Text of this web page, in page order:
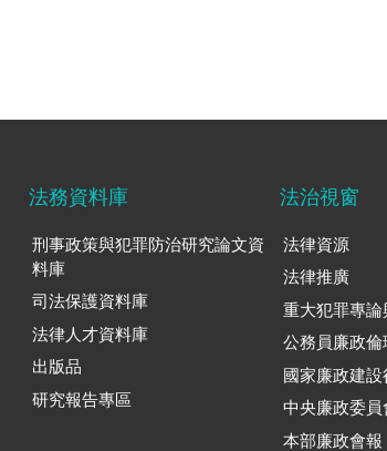
法務資料庫
刑事政策與犯罪防治研究論文資
料庫
司法保護資料庫
法律人才資料庫
出版品
研究報告專區
法治視窗
法律資源
法律推廣
重大犯罪專論
公務員廉政倫
國家廉政建
中央廉政委員
本部廉政會報